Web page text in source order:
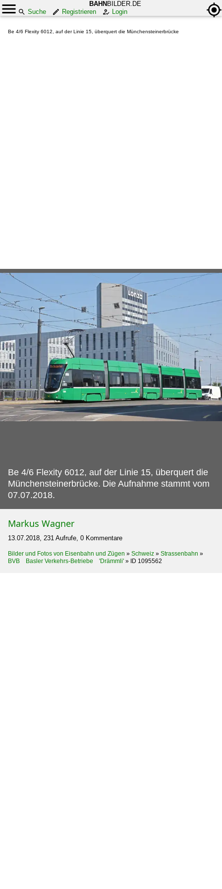
BAHN BILDER.DE
Suche
Registrieren Login
Be 4/6 Flexity 6012, auf der Linie 15, überquert die Münchensteinerbrücke
Be 4/6 Flexity 6012, auf der Linie 15, überquert die
Münchensteinerbrücke. Die Aufnahme stammt vom
07.07.2018.
Markus Wagner
13.07.2018, 231 Aufrufe, 0 Kommentare
Bilder und Fotos von Eisenbahn und Zügen » Schweiz » Strassenbahn »
BVB Basler Verkehrs-Betriebe 'Drämmli' » ID 1095562